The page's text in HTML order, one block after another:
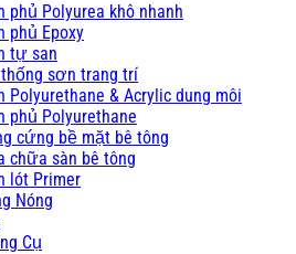
phủ Polyurea khô nhanh
phủ Epoxy
tự san
sơn trang trí
Polyurethane & Acrylic dung môi
phủ Polyurethane
cứng bề mặt bê tông
chữa sàn bê tông
lót Primer
Nóng
Cụ